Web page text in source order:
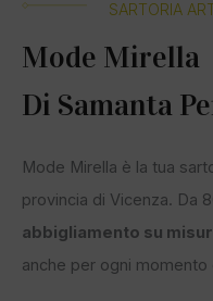
SARTORIA
Mode Mirella
Di Samanta
Mode Mirella è la tua
provincia di Vicenza. Da
abbigliamento su
anche per ogni momento